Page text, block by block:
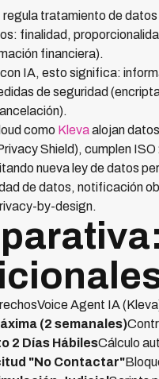
regula tratamiento de
finalidad,
financiera).
IA, esto significa:
de seguridad
como Klevaalojan
Shield), cumplen
nueva ley de datos
de datos, notificación
by-design.
Agent IA
(2 semanales)
2 Días HábilesCálculo
"No Contactar"